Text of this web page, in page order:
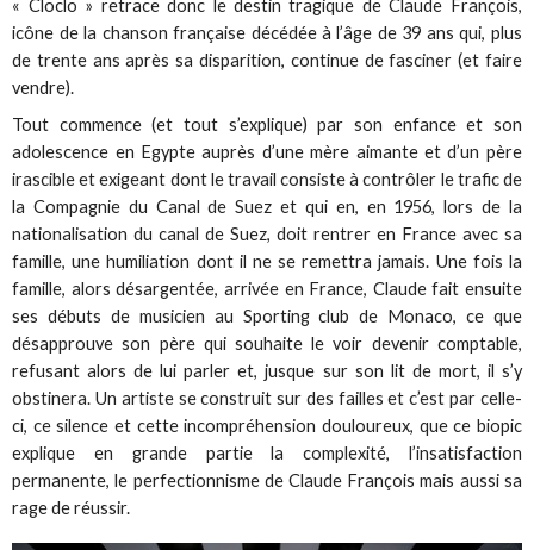
« Cloclo » retrace donc le destin tragique de Claude François,
icône de la chanson française décédée à l’âge de 39 ans qui, plus
de trente ans après sa disparition, continue de fasciner (et faire
vendre).
Tout commence (et tout s’explique) par son enfance et son
adolescence en Egypte auprès d’une mère aimante et d’un père
irascible et exigeant dont le travail consiste à contrôler le trafic de
la Compagnie du Canal de Suez et qui en, en 1956, lors de la
nationalisation du canal de Suez, doit rentrer en France avec sa
famille, une humiliation dont il ne se remettra jamais. Une fois la
famille, alors désargentée, arrivée en France, Claude fait ensuite
ses débuts de musicien au Sporting club de Monaco, ce que
désapprouve son père qui souhaite le voir devenir comptable,
refusant alors de lui parler et, jusque sur son lit de mort, il s’y
obstinera. Un artiste se construit sur des failles et c’est par celle-
ci, ce silence et cette incompréhension douloureux, que ce biopic
explique en grande partie la complexité, l’insatisfaction
permanente, le perfectionnisme de Claude François mais aussi sa
rage de réussir.